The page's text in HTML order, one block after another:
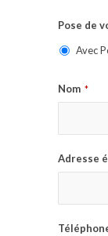
Pose de
Avec
Nom *
Adresse